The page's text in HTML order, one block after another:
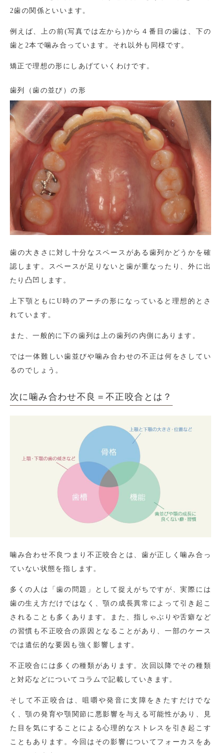
2歯の関係といいます。
例えば、上の前(写真では左から)から４番目の歯は、下の
歯と2本で噛み合っています。それ以外も同様です。
矯正で理想の形にしあげていくわけです。
歯列（歯の並び）の形
歯の大きさに対し十分なスペースがある歯列かどうかを確
認します。スペースが足りないと歯が重なったり、外に出
たり凸凹します。
上下顎ともにU時のアーチの形になっていると理想的とさ
れています。
また、一般的に下の歯列は上の歯列の内側にあります。
では一体難しい歯並びや噛み合わせの不正は何をさしてい
るのでしょう。
次に噛み合わせ不良＝不正咬合とは？
噛み合わせ不良つまり不正咬合とは、歯が正しく噛み合っ
ていない状態を指します。
多くの人は「歯の問題」として捉えがちですが、実際には
歯の生え方だけではなく、顎の成長異常によって引き起こ
されることも多くあります。また、指しゃぶりや舌癖など
の習慣も不正咬合の原因となることがあり、一部のケース
では遺伝的な要因も強く影響します。
不正咬合には多くの種類があります。次回以降でその種類
と対応などについてコラムで記載していきます。
そして不正咬合は、咀嚼や発音に支障をきたすだけでな
く、顎の発育や顎関節に悪影響を与える可能性があり、見
た目を気にすることによる心理的なストレスを引き起こす
こともあります。今回はその影響についてフォーカスをあ